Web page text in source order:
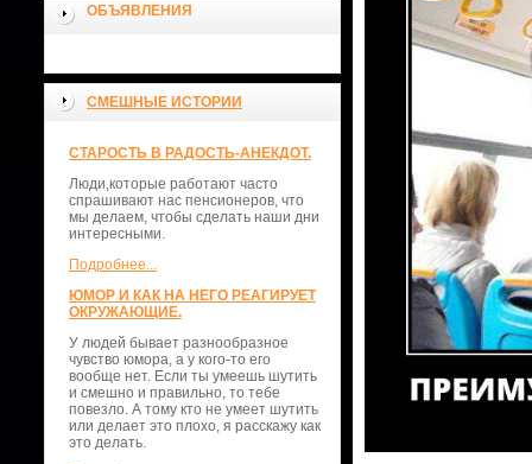
ОБЪЯВЛЕНИЯ
СМЕШНЫЕ ИСТОРИИ
СТАРОСТЬ В РАДОСТЬ-АНЕКДОТ.
Люди,которые работают часто
спрашивают нас пенсионеров, что
мы делаем, чтобы сделать наши дни
интересными.
Подробнее...
ЮМОР И КАК НА НЕГО РЕАГИРУЕТ
ОКРУЖАЮЩИЕ.
У людей бывает разнообразное
чувство юмора, а у кого-то его
вообще нет. Если ты умеешь шутить
и смешно и правильно, то тебе
повезло. А тому кто не умеет шутить
или делает это плохо, я расскажу как
это делать.